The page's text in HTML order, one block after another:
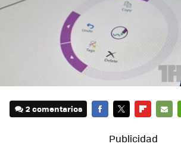
2 comentarios
MAIL